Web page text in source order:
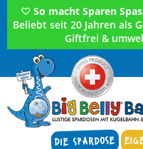
♡ So macht Sparen
Beliebt seit 20 Jahren als
Giftfrei &
DIE SPARDOSE